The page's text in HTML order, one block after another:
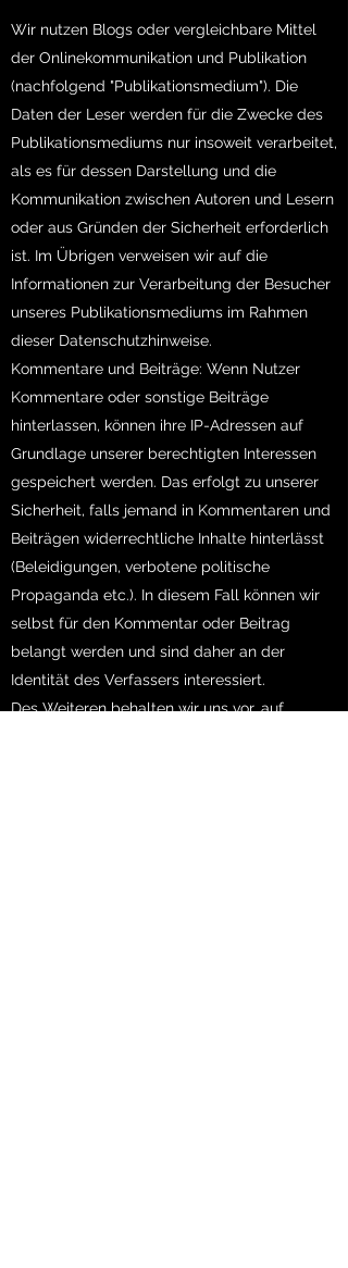
Wir nutzen Blogs oder vergleichbare Mittel
der Onlinekommunikation und Publikation
(nachfolgend "Publikationsmedium"). Die
Daten der Leser werden für die Zwecke des
Publikationsmediums nur insoweit verarbeitet,
als es für dessen Darstellung und die
Kommunikation zwischen Autoren und Lesern
oder aus Gründen der Sicherheit erforderlich
ist. Im Übrigen verweisen wir auf die
Informationen zur Verarbeitung der Besucher
unseres Publikationsmediums im Rahmen
dieser Datenschutzhinweise.
Kommentare und Beiträge: Wenn Nutzer
Kommentare oder sonstige Beiträge
hinterlassen, können ihre IP-Adressen auf
Grundlage unserer berechtigten Interessen
gespeichert werden. Das erfolgt zu unserer
Sicherheit, falls jemand in Kommentaren und
Beiträgen widerrechtliche Inhalte hinterlässt
(Beleidigungen, verbotene politische
Propaganda etc.). In diesem Fall können wir
selbst für den Kommentar oder Beitrag
belangt werden und sind daher an der
Identität des Verfassers interessiert.
Des Weiteren behalten wir uns vor, auf